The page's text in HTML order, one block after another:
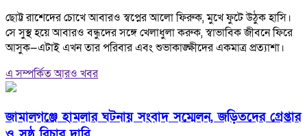
ছোট্ট রাশেদের চোখে আবারও স্বপ্নের আলো ফিরুক, মুখে ফুটে উঠুক হাসি।
সে সুস্থ হয়ে আবারও বন্ধুদের সঙ্গে খেলাধুলা করুক, স্বাভাবিক জীবনে ফিরে
আসুক—এটাই এখন তার পরিবার এবং শুভাকাঙ্ক্ষীদের একমাত্র প্রত্যাশা।
এ সম্পর্কিত আরও খবর
জামালগঞ্জে হামলার ঘটনায় সংবাদ সম্মেলন, জড়িতদের গ্রেপ্তার